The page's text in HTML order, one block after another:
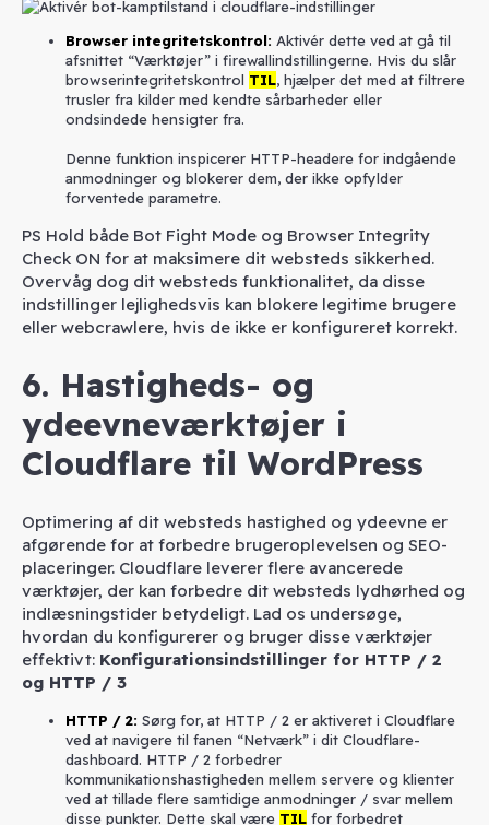
Browser integritetskontrol: Aktivér dette ved at gå til
afsnittet “Værktøjer” i firewallindstillingerne. Hvis du slår
browserintegritetskontrol TIL, hjælper det med at filtrere
trusler fra kilder med kendte sårbarheder eller
ondsindede hensigter fra.
Denne funktion inspicerer HTTP-headere for indgående
anmodninger og blokerer dem, der ikke opfylder
forventede parametre.
PS Hold både Bot Fight Mode og Browser Integrity
Check ON for at maksimere dit websteds sikkerhed.
Overvåg dog dit websteds funktionalitet, da disse
indstillinger lejlighedsvis kan blokere legitime brugere
eller webcrawlere, hvis de ikke er konfigureret korrekt.
6. Hastigheds- og
ydeevneværktøjer i
Cloudflare til WordPress
Optimering af dit websteds hastighed og ydeevne er
afgørende for at forbedre brugeroplevelsen og SEO-
placeringer. Cloudflare leverer flere avancerede
værktøjer, der kan forbedre dit websteds lydhørhed og
indlæsningstider betydeligt. Lad os undersøge,
hvordan du konfigurerer og bruger disse værktøjer
effektivt: Konfigurationsindstillinger for HTTP / 2
og HTTP / 3
HTTP / 2: Sørg for, at HTTP / 2 er aktiveret i Cloudflare
ved at navigere til fanen “Netværk” i dit Cloudflare-
dashboard. HTTP / 2 forbedrer
kommunikationshastigheden mellem servere og klienter
ved at tillade flere samtidige anmodninger / svar mellem
disse punkter. Dette skal være TIL for forbedret